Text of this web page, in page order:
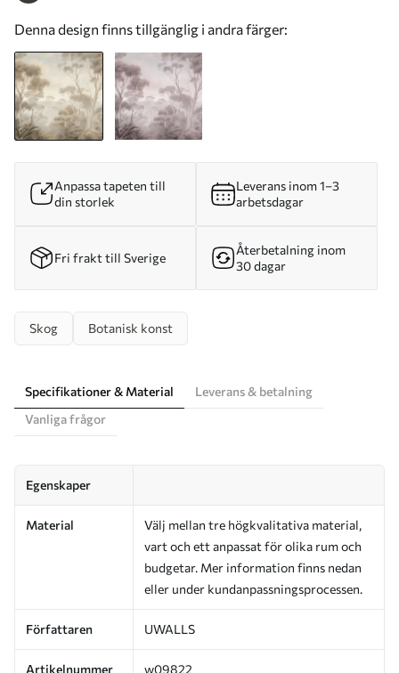
Denna design finns tillgänglig i andra färger:
Anpassa tapeten till
din storlek
Leverans inom 1–3
arbetsdagar
Fri frakt till Sverige
Återbetalning inom
30 dagar
Skog Botanisk konst
Specifikationer & Material
Leverans & betalning
Vanliga frågor
Egenskaper
Material
Välj mellan tre högkvalitativa material,
vart och ett anpassat för olika rum och
budgetar. Mer information finns nedan
eller under kundanpassningsprocessen.
Författaren UWALLS
Artikelnummer w09822